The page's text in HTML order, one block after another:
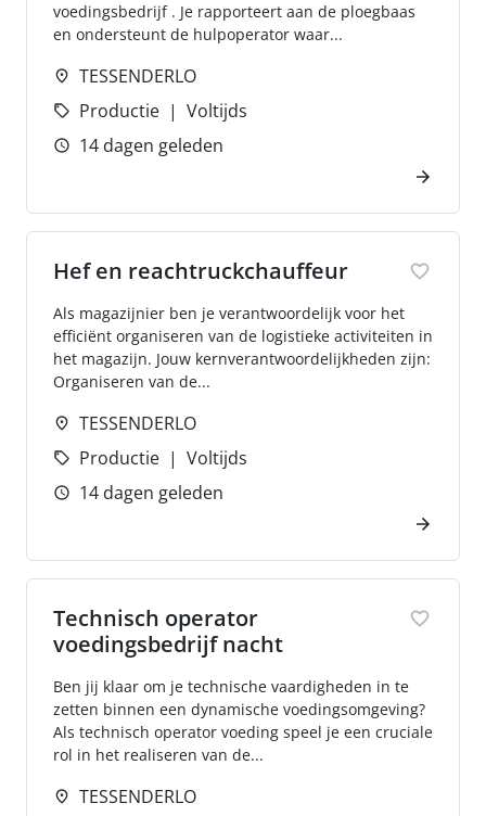
voedingsbedrijf . Je rapporteert aan de ploegbaas
en ondersteunt de hulpoperator waar...
TESSENDERLO
Productie
Voltijds
14 dagen geleden
Hef en reachtruckchauffeur
Als magazijnier ben je verantwoordelijk voor het
efficiënt organiseren van de logistieke activiteiten in
het magazijn. Jouw kernverantwoordelijkheden zijn:
Organiseren van de...
TESSENDERLO
Productie
Voltijds
14 dagen geleden
Technisch operator
voedingsbedrijf nacht
Ben jij klaar om je technische vaardigheden in te
zetten binnen een dynamische voedingsomgeving?
Als technisch operator voeding speel je een cruciale
rol in het realiseren van de...
TESSENDERLO